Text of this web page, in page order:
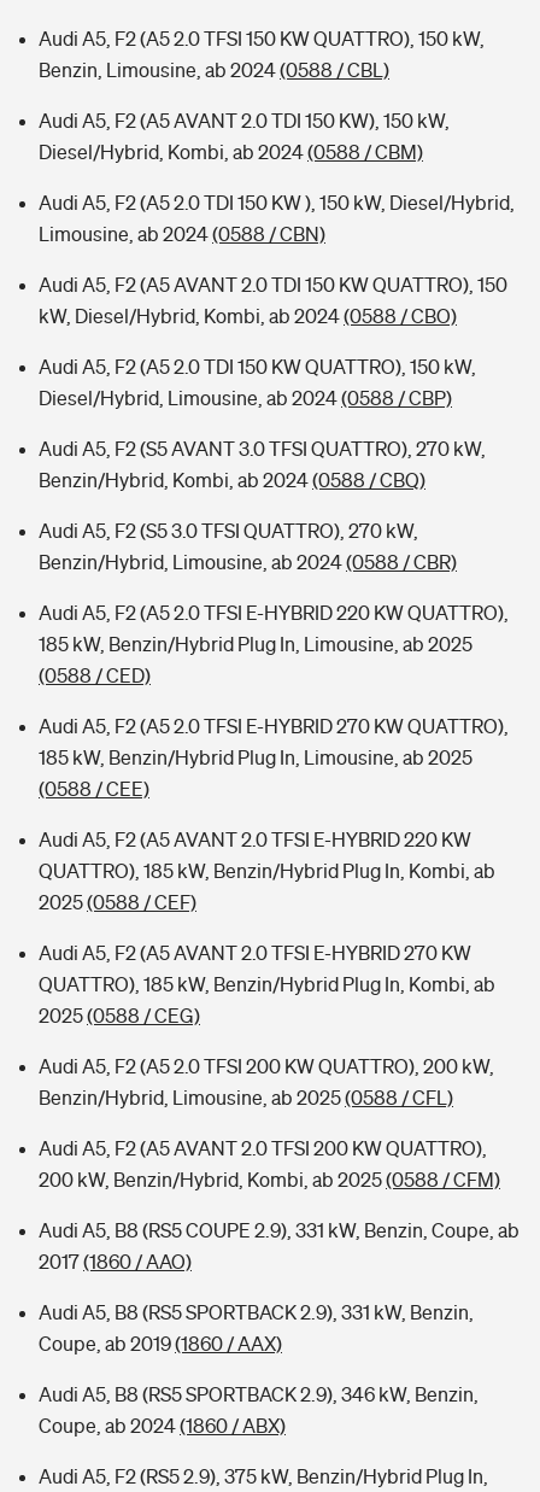
Audi A5, F2 (A5 2.0 TFSI 150 KW QUATTRO), 150 kW,
Benzin, Limousine, ab 2024(0588 / CBL)
Audi A5, F2 (A5 AVANT 2.0 TDI 150 KW), 150 kW,
Diesel/Hybrid, Kombi, ab 2024(0588 / CBM)
Audi A5, F2 (A5 2.0 TDI 150 KW ), 150 kW, Diesel/Hybrid,
Limousine, ab 2024(0588 / CBN)
Audi A5, F2 (A5 AVANT 2.0 TDI 150 KW QUATTRO), 150
kW, Diesel/Hybrid, Kombi, ab 2024(0588 / CBO)
Audi A5, F2 (A5 2.0 TDI 150 KW QUATTRO), 150 kW,
Diesel/Hybrid, Limousine, ab 2024(0588 / CBP)
Audi A5, F2 (S5 AVANT 3.0 TFSI QUATTRO), 270 kW,
Benzin/Hybrid, Kombi, ab 2024(0588 / CBQ)
Audi A5, F2 (S5 3.0 TFSI QUATTRO), 270 kW,
Benzin/Hybrid, Limousine, ab 2024(0588 / CBR)
Audi A5, F2 (A5 2.0 TFSI E-HYBRID 220 KW QUATTRO),
185 kW, Benzin/Hybrid Plug In, Limousine, ab 2025
(0588 / CED)
Audi A5, F2 (A5 2.0 TFSI E-HYBRID 270 KW QUATTRO),
185 kW, Benzin/Hybrid Plug In, Limousine, ab 2025
(0588 / CEE)
Audi A5, F2 (A5 AVANT 2.0 TFSI E-HYBRID 220 KW
QUATTRO), 185 kW, Benzin/Hybrid Plug In, Kombi, ab
2025(0588 / CEF)
Audi A5, F2 (A5 AVANT 2.0 TFSI E-HYBRID 270 KW
QUATTRO), 185 kW, Benzin/Hybrid Plug In, Kombi, ab
2025(0588 / CEG)
Audi A5, F2 (A5 2.0 TFSI 200 KW QUATTRO), 200 kW,
Benzin/Hybrid, Limousine, ab 2025(0588 / CFL)
Audi A5, F2 (A5 AVANT 2.0 TFSI 200 KW QUATTRO),
200 kW, Benzin/Hybrid, Kombi, ab 2025(0588 / CFM)
Audi A5, B8 (RS5 COUPE 2.9), 331 kW, Benzin, Coupe, ab
2017(1860 / AAO)
Audi A5, B8 (RS5 SPORTBACK 2.9), 331 kW, Benzin,
Coupe, ab 2019(1860 / AAX)
Audi A5, B8 (RS5 SPORTBACK 2.9), 346 kW, Benzin,
Coupe, ab 2024(1860 / ABX)
Audi A5, F2 (RS5 2.9), 375 kW, Benzin/Hybrid Plug In,